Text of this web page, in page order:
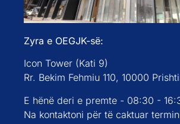
Zyra e OEGJK-së:
Icon Tower (Kati 9)
Rr. Bekim Fehmiu 110, 10000
E hënë deri e premte - 08:30 -
Na kontaktoni për të caktuar